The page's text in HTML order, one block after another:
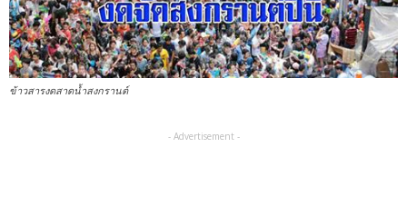
ข้าวสารงดสาดน้ำสงกรานต์
- Advertisement -